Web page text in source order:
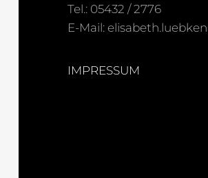
Tel.: 05432 / 2776
E-Mail:
IMPRESSUM